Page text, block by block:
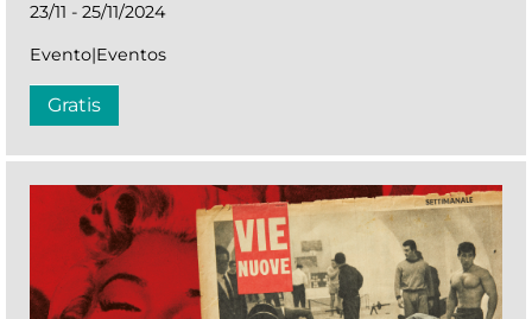
23/11 - 25/11/2024
Evento|Eventos
Gratis